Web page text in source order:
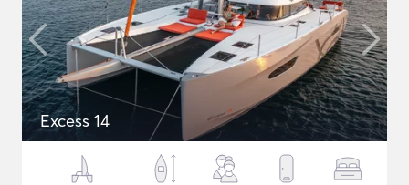
Excess 14